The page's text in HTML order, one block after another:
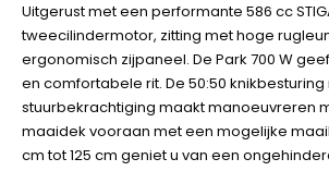
Uitgerust met een performante 586 cc
tweecilindermotor, zitting met hoge
ergonomisch zijpaneel. De Park 700 W
en comfortabele rit. De 50:50
stuurbekrachtiging maakt manoeuvreren
maaidek vooraan met een mogelijke
cm tot 125 cm geniet u van een